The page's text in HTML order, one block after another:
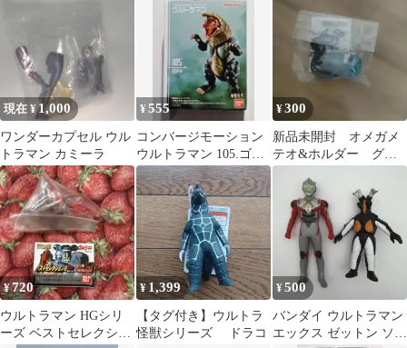
カラーx3
現在 ¥1,000
ワンダーカプセル ウル
トラマン カミーラ
¥555
コンバージモーション
ウルトラマン 105.ゴル
ザ
¥300
新品未開封 オメガメ
テオ&ホルダー グリ
ッタースターver.
¥720
ウルトラマン HGシリ
ーズ ベストセレクショ
¥1,399
【タグ付き】ウルトラ
怪獣シリーズ ドラコ
¥500
バンダイ ウルトラマン
エックス ゼットン ソフ